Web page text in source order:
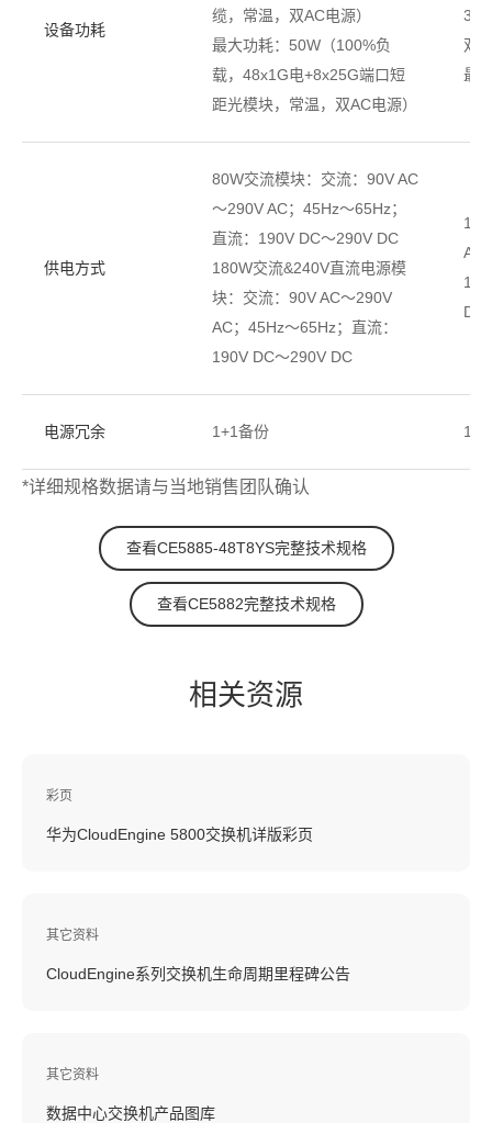
设备功耗
缆，常温，双AC电源）
最大功耗：50W（100%负
载，48x1G电+8x25G端口短
距光模块，常温，双AC电源）
3m
双
最
供电方式
80W交流模块：交流：90V AC
～290V AC；45Hz～65Hz；
直流：190V DC～290V DC
180W交流&240V直流电源模
块：交流：90V AC～290V
AC；45Hz～65Hz；直流：
190V DC～290V DC
DC
电源冗余 1+1备份
*详细规格数据请与当地销售团队确认
查看CE5885-48T8YS完整技术规格
查看CE5882完整技术规格
相关资源
彩页
华为CloudEngine 5800交换机详版彩页
其它资料
CloudEngine系列交换机生命周期里程碑公告
其它资料
数据中心交换机产品图库